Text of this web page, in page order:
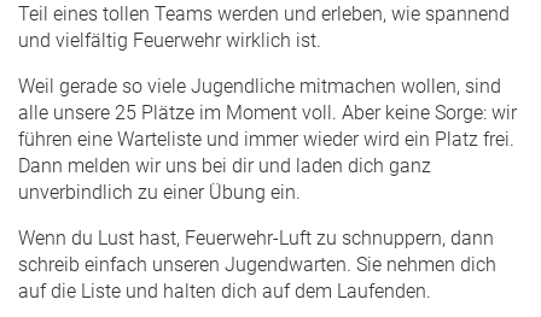
Teil eines tollen Teams werden und erleben, wie spannend
und vielfältig Feuerwehr wirklich ist.
Weil gerade so viele Jugendliche mitmachen wollen, sind
alle unsere 25 Plätze im Moment voll. Aber keine Sorge: wir
führen eine Warteliste und immer wieder wird ein Platz frei.
Dann melden wir uns bei dir und laden dich ganz
unverbindlich zu einer Übung ein.
Wenn du Lust hast, Feuerwehr-Luft zu schnuppern, dann
schreib einfach unseren Jugendwarten. Sie nehmen dich
auf die Liste und halten dich auf dem Laufenden.